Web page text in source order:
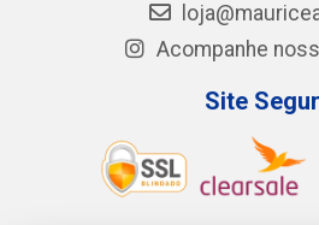
Acompanhe
Site